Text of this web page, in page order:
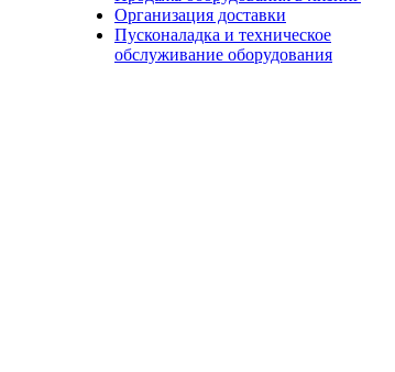
Организация доставки
Пусконаладка и техническое
обслуживание оборудования